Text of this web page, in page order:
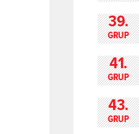
39.
GRUP
41.
GRUP
43.
GRUP